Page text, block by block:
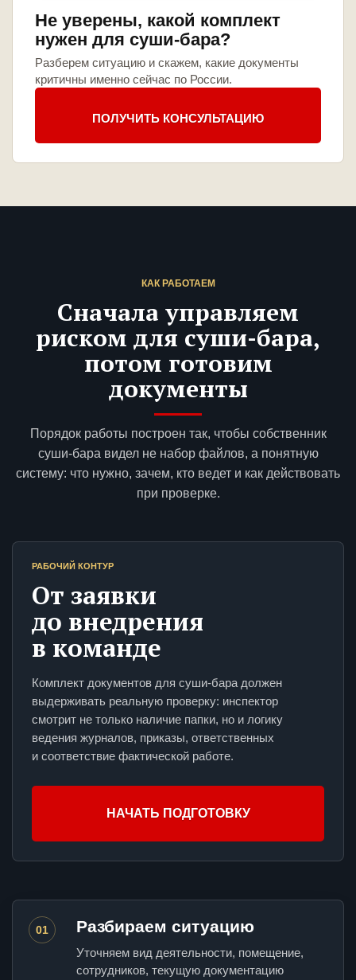
Не уверены, какой комплект
нужен для суши-бара?
Разберем ситуацию и скажем, какие документы
критичны именно сейчас по России.
ПОЛУЧИТЬ КОНСУЛЬТАЦИЮ
КАК РАБОТАЕМ
Сначала управляем
риском для суши-бара,
потом готовим
документы
Порядок работы построен так, чтобы собственник
суши-бара видел не набор файлов, а понятную
систему: что нужно, зачем, кто ведет и как действовать
при проверке.
РАБОЧИЙ КОНТУР
От заявки
до внедрения
в команде
Комплект документов для суши-бара должен
выдерживать реальную проверку: инспектор
смотрит не только наличие папки, но и логику
ведения журналов, приказы, ответственных
и соответствие фактической работе.
НАЧАТЬ ПОДГОТОВКУ
01 Разбираем ситуацию
Уточняем вид деятельности, помещение,
сотрудников, текущую документацию